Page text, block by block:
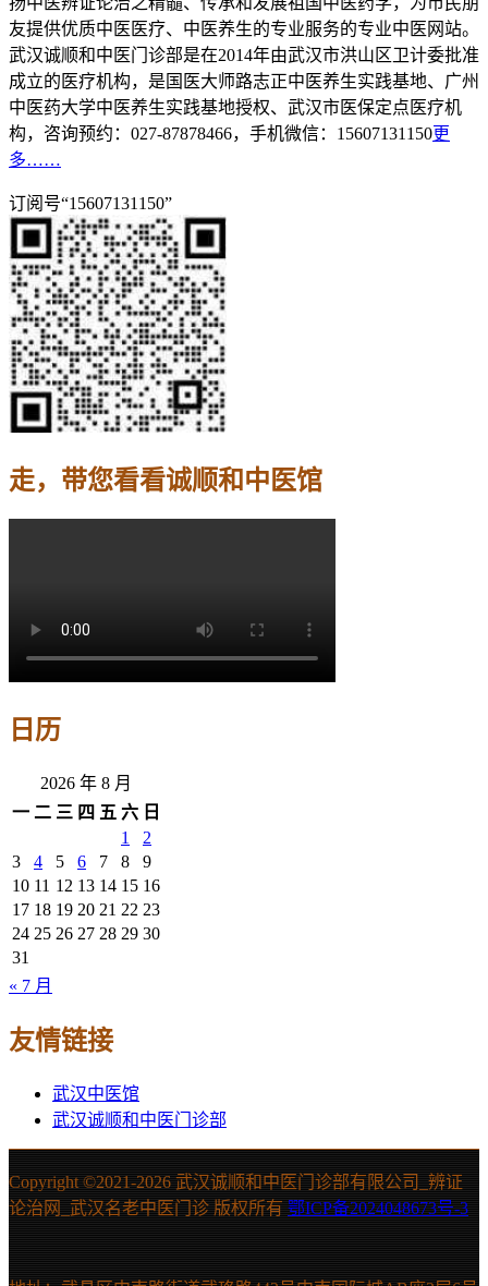
友提供优质中医医疗、中医养生的专业服务的专业中医网站。
武汉诚顺和中医门诊部是在2014年由武汉市洪山区卫计委批准
成立的医疗机构，是国医大师路志正中医养生实践基地、广州
中医药大学中医养生实践基地授权、武汉市医保定点医疗机
构，咨询预约：027-87878466，手机微信：15607131150更
多……
订阅号“15607131150”
走，带您看看诚顺和中医馆
日历
2026 年 8 月
一 二 三 四 五 六 日
1
2
3
4 5 6 7 8
9
10 11 12 13 14 15 16
17 18 19 20 21 22 23
24 25 26 27 28 29 30
31
« 7 月
友情链接
武汉中医馆
武汉诚顺和中医门诊部
Copyright ©2021-2026 武汉诚顺和中医门诊部有限公司_辨证
论治网_武汉名老中医门诊 版权所有 鄂ICP备2024048673号-3